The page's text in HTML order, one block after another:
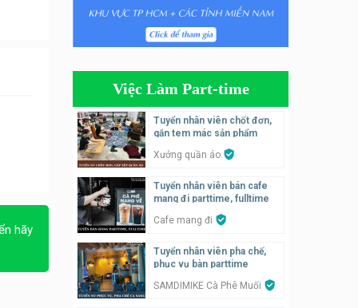
hãy
Tuyển nhân viên tiếp thực,
phục vụ bàn
– hỗ trợ ăn ở
Quán bánh đa cua
parttime
Tuyển nhân viên bán hàng
parttime
Húp Tea
Việc Làm Part-time
Tuyển nhân viên chốt đơn,
gắn tem mác sản phẩm
Xưởng quần áo
Tuyển nhân viên bán cafe
mang đi parttime, fulltime
Cafe mang đi
Tuyển nhân viên pha chế,
phục vụ bàn parttime
SAMDIMIKE Cà Phê Muối